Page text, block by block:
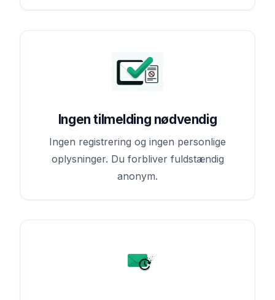
Ingen tilmelding nødvendig
Ingen registrering og ingen personlige
oplysninger. Du forbliver fuldstændig
anonym.